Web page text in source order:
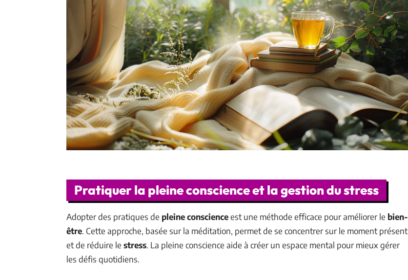
Pratiquer la pleine conscience et la gestion du stress
Adopter des pratiques de pleine conscienceest une méthode efficace pour améliorer le bien-
être. Cette approche, basée sur la méditation, permet de se concentrer sur le moment présent
et de réduire le stress. La pleine conscience aide à créer un espace mental pour mieux gérer
les défis quotidiens.